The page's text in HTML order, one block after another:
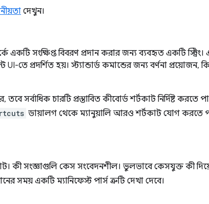
দেখুন।
একটি সংক্ষিপ্ত বিবরণ প্রদান করার জন্য ব্যবহৃত একটি স্ট্রিং।
তে প্রদর্শিত হয়। স্ট্যান্ডার্ড কমান্ডের জন্য বর্ণনা প্রয়োজন,
সর্বাধিক চারটি প্রস্তাবিত কীবোর্ড শর্টকাট নির্দিষ্ট করতে
ডায়ালগ থেকে ম্যানুয়ালি আরও শর্টকাট যোগ করতে
কী সংজ্ঞাগুলি কেস সংবেদনশীল। ভুলভাবে কেসযুক্ত কী
সময় একটি ম্যানিফেস্ট পার্স ত্রুটি দেখা দেবে।